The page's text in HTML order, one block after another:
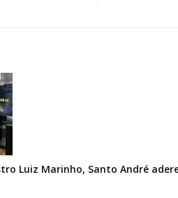
Luiz Marinho, Santo André